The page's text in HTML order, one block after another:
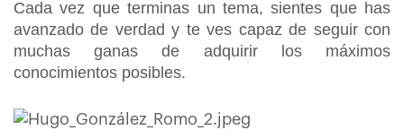
Cada vez que terminas un tema, sientes que has
avanzado de verdad y te ves capaz de seguir con
muchas ganas de adquirir los máximos
conocimientos posibles.